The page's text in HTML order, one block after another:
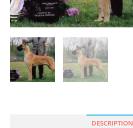
DESCRIPTION